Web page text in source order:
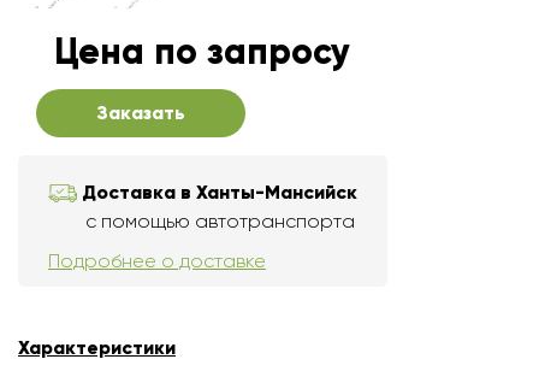
Цена по запросу
Заказать
Доставка в Ханты-Мансийск
с помощью автотранспорта
Подробнее о доставке
Характеристики